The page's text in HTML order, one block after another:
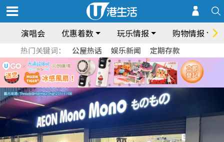
演唱会 优惠着数 玩乐情报 购物情报
热门关键词： 公屋热话 娱乐新闻 定期存款